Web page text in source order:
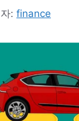
: finance